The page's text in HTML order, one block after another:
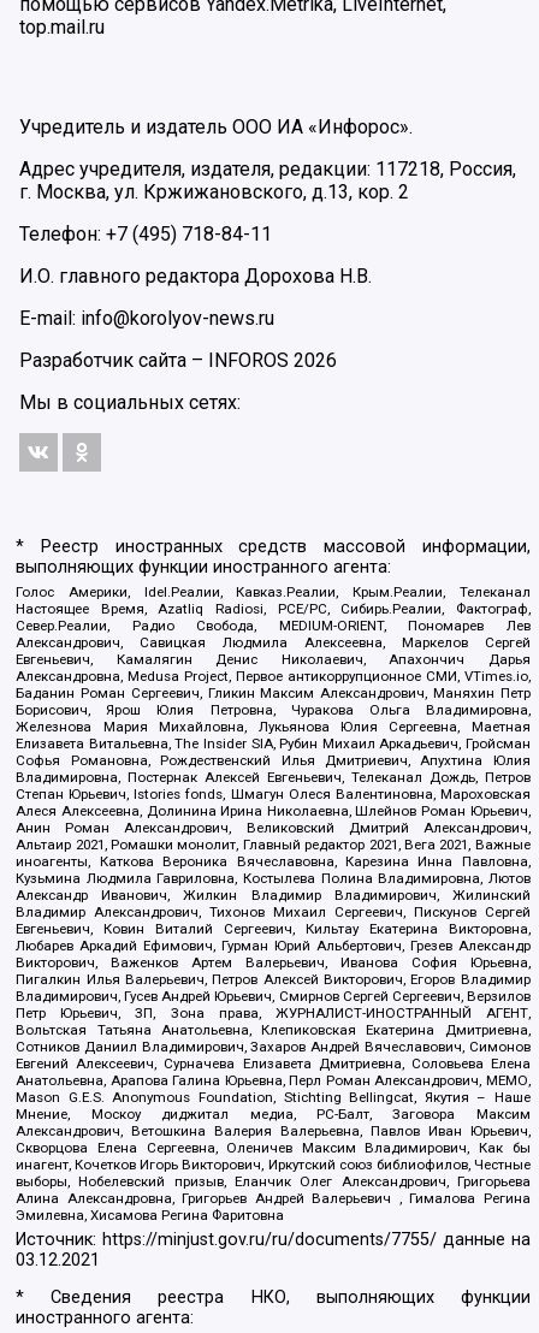
top.mail.ru
Учредитель и издатель ООО ИА «Инфорос».
Адрес учредителя, издателя, редакции: 117218, Россия,
г. Москва, ул. Кржижановского, д.13, кор. 2
Телефон: +7 (495) 718-84-11
И.О. главного редактора Дорохова Н.В.
E-mail: info@korolyov-news.ru
Разработчик сайта – INFOROS 2026
Мы в социальных сетях:
* Реестр иностранных средств массовой информации,
выполняющих функции иностранного агента:
Голос Америки, Idel.Реалии, Кавказ.Реалии, Крым.Реалии, Телеканал
Настоящее Время, Azatliq Radiosi, PCE/PC, Сибирь.Реалии, Фактограф,
Север.Реалии, Радио Свобода, MEDIUM-ORIENT, Пономарев Лев
Александрович, Савицкая Людмила Алексеевна, Маркелов Сергей
Евгеньевич, Камалягин Денис Николаевич, Апахончич Дарья
Александровна, Medusa Project, Первое антикоррупционное СМИ, VTimes.io,
Баданин Роман Сергеевич, Гликин Максим Александрович, Маняхин Петр
Борисович, Ярош Юлия Петровна, Чуракова Ольга Владимировна,
Железнова Мария Михайловна, Лукьянова Юлия Сергеевна, Маетная
Елизавета Витальевна, The Insider SIA, Рубин Михаил Аркадьевич, Гройсман
Софья Романовна, Рождественский Илья Дмитриевич, Апухтина Юлия
Владимировна, Постернак Алексей Евгеньевич, Телеканал Дождь, Петров
Степан Юрьевич, Istories fonds, Шмагун Олеся Валентиновна, Мароховская
Алеся Алексеевна, Долинина Ирина Николаевна, Шлейнов Роман Юрьевич,
Анин Роман Александрович, Великовский Дмитрий Александрович,
Альтаир 2021, Ромашки монолит, Главный редактор 2021, Вега 2021, Важные
иноагенты, Каткова Вероника Вячеславовна, Карезина Инна Павловна,
Кузьмина Людмила Гавриловна, Костылева Полина Владимировна, Лютов
Александр Иванович, Жилкин Владимир Владимирович, Жилинский
Владимир Александрович, Тихонов Михаил Сергеевич, Пискунов Сергей
Евгеньевич, Ковин Виталий Сергеевич, Кильтау Екатерина Викторовна,
Любарев Аркадий Ефимович, Гурман Юрий Альбертович, Грезев Александр
Викторович, Важенков Артем Валерьевич, Иванова София Юрьевна,
Пигалкин Илья Валерьевич, Петров Алексей Викторович, Егоров Владимир
Владимирович, Гусев Андрей Юрьевич, Смирнов Сергей Сергеевич, Верзилов
Петр Юрьевич, ЗП, Зона права, ЖУРНАЛИСТ-ИНОСТРАННЫЙ АГЕНТ,
Вольтская Татьяна Анатольевна, Клепиковская Екатерина Дмитриевна,
Сотников Даниил Владимирович, Захаров Андрей Вячеславович, Симонов
Евгений Алексеевич, Сурначева Елизавета Дмитриевна, Соловьева Елена
Анатольевна, Арапова Галина Юрьевна, Перл Роман Александрович, МЕМО,
Mason G.E.S. Anonymous Foundation, Stichting Bellingcat, Якутия – Наше
Мнение, Москоу диджитал медиа, РС-Балт, Заговора Максим
Александрович, Ветошкина Валерия Валерьевна, Павлов Иван Юрьевич,
Скворцова Елена Сергеевна, Оленичев Максим Владимирович, Как бы
инагент, Кочетков Игорь Викторович, Иркутский союз библиофилов, Честные
выборы, Нобелевский призыв, Еланчик Олег Александрович, Григорьева
Алина Александровна, Григорьев Андрей Валерьевич , Гималова Регина
Эмилевна, Хисамова Регина Фаритовна
Источник: https://minjust.gov.ru/ru/documents/7755/ данные на
03.12.2021
* Сведения реестра НКО, выполняющих функции
иностранного агента: